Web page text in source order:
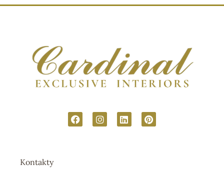
Kontakty